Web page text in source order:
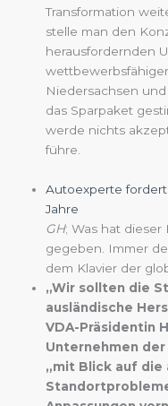
Transformation
stelle man den
herausfordernden
Niedersachsen
das Sparpaket
werde nichts
führe.
Autoexperte
Jahre
GH; Was hat dieser
gegeben. Immer
dem Klavier der
„Wir sollten die
ausländische
VDA-Präsidentin
Unternehmen
„mit Blick auf die